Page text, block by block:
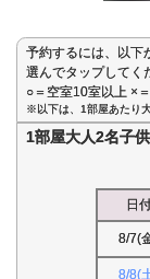
予約するには、以下
選んでタップしてく
○＝空室10室以上 ×
※以下は、1部屋あたり
1部屋大人2名子
日
8/7(
8/8(